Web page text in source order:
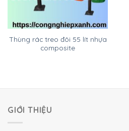
Thùng rác treo đôi 55 lít nhựa
composite
GIỚI THIỆU